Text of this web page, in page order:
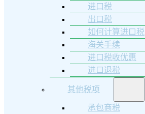
进口税
出口税
如何计算进口税
海关手续
进口税收优惠
进口退税
其他税项
承包商税